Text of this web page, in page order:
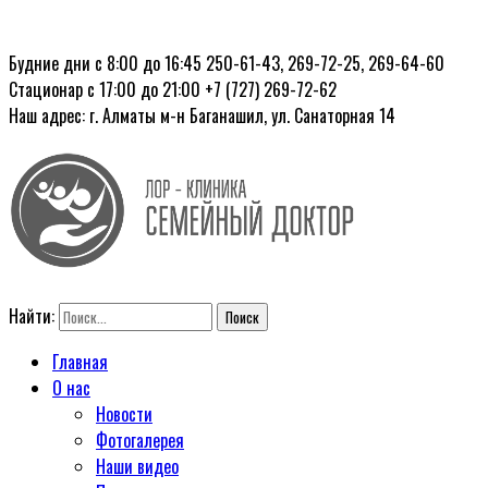
Будние дни с 8:00 до 16:45 250-61-43, 269-72-25, 269-64-60
Стационар с 17:00 до 21:00 +7 (727) 269-72-62
Наш адрес: г. Алматы м-н Баганашил, ул. Санаторная 14
Найти:
Главная
О нас
Новости
Фотогалерея
Наши видео